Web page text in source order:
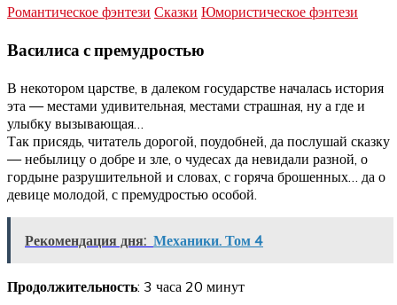
Романтическое фэнтези Сказки Юмористическое фэнтези
Василиса с премудростью
В некотором царстве, в далеком государстве началась история
эта — местами удивительная, местами страшная, ну а где и
улыбку вызывающая…
Так присядь, читатель дорогой, поудобней, да послушай сказку
— небылицу о добре и зле, о чудесах да невидали разной, о
гордыне разрушительной и словах, с горяча брошенных… да о
девице молодой, с премудростью особой.
Рекомендация дня: Механики. Том 4
Продолжительность: 3 часа 20 минут